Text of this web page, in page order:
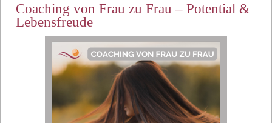
Coaching von Frau zu Frau – Potential &
Lebensfreude